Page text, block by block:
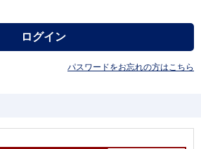
パスワードをお忘れの方はこちら